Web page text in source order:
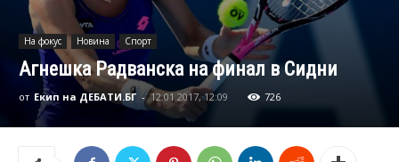
На фокус Новина Спорт
Агнешка Радванска на финал в Сидни
от Екип на ДЕБАТИ.БГ - 12.01.2017, 12:09 726